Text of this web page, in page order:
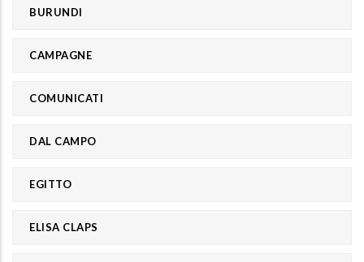
BURUNDI
CAMPAGNE
COMUNICATI
DAL CAMPO
EGITTO
ELISA CLAPS